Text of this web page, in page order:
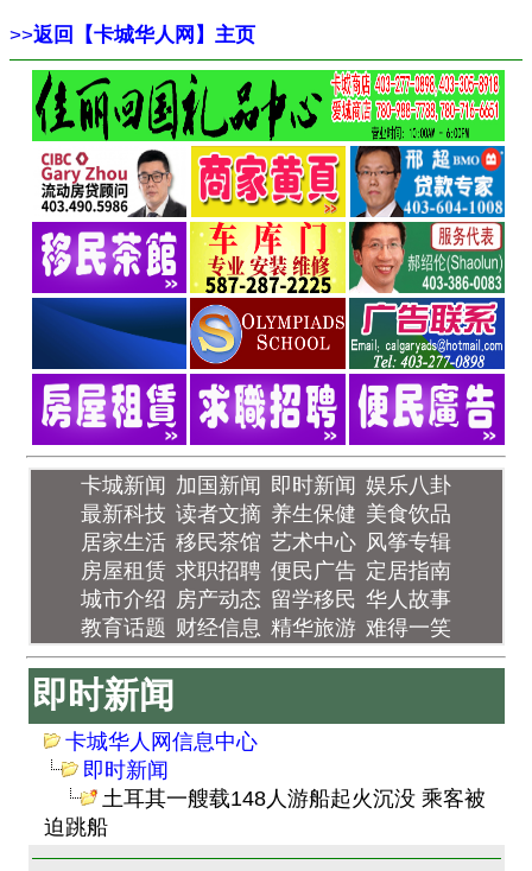
>>返回【卡城华人网】主页
卡城新闻 加国新闻 即时新闻 娱乐八卦
最新科技 读者文摘 养生保健 美食饮品
居家生活 移民茶馆 艺术中心 风筝专辑
房屋租赁 求职招聘 便民广告 定居指南
城市介绍 房产动态 留学移民 华人故事
教育话题 财经信息 精华旅游 难得一笑
即时新闻
卡城华人网信息中心
即时新闻
土耳其一艘载148人游船起火沉没 乘客被
迫跳船